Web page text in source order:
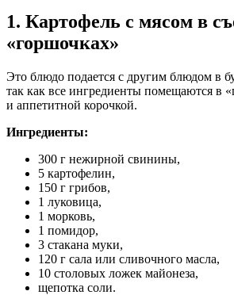
1. Картофель с мясом в
«горшочках»
Это блюдо подается с другим блюдом в
так как все ингредиенты помещаются в
и аппетитной корочкой.
Ингредиенты:
300 г нежирной свинины,
5 картофелин,
150 г грибов,
1 луковица,
1 морковь,
1 помидор,
3 стакана муки,
120 г сала или сливочного масла,
10 столовых ложек майонеза,
щепотка соли.